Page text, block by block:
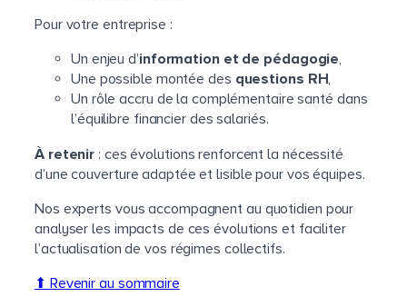
Pour votre entreprise :
Un enjeu d’information et de pédagogie,
Une possible montée des questions RH,
Un rôle accru de la complémentaire santé dans
l’équilibre financier des salariés.
À retenir : ces évolutions renforcent la nécessité
d’une couverture adaptée et lisible pour vos équipes.
Nos experts vous accompagnent au quotidien pour
analyser les impacts de ces évolutions et faciliter
l’actualisation de vos régimes collectifs.
⬆ Revenir au sommaire